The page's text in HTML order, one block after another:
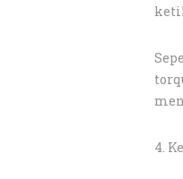
4.